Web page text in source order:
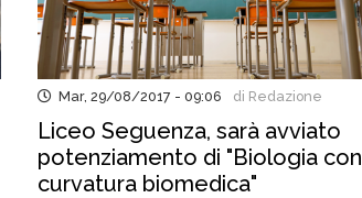
Mar, 29/08/2017 - 09:06 di Redazione
Liceo Seguenza, sarà avviato
potenziamento di "Biologia con
curvatura biomedica"